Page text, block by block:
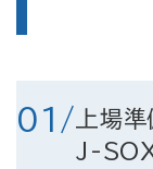
01/ 上場
J-